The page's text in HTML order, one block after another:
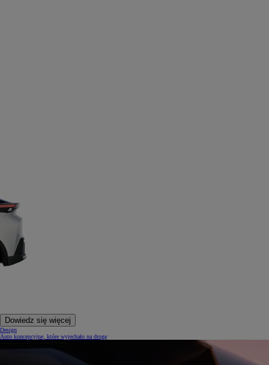
Dowiedz się więcej
Design
Auto koncepcyjne, które wyjechało na drogę